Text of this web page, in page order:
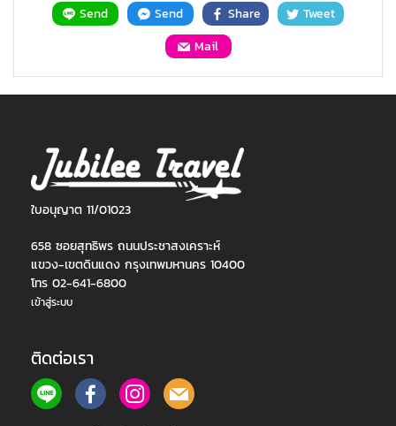
Send Send Share
Tweet
Mail
ใบอนุญาต 11/01023
658 ซอยสุทธิพร ถนนประชาสงเคราะห์
แขวง-เขตดินแดง กรุงเทพมหานคร 10400
โทร 02-641-6800
เข้าสู่ระบบ
ติดต่อเรา